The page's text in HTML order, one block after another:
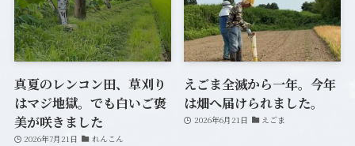
真夏のレンコン田、草刈り
はマジ地獄。でも白いご褒
美が咲きました
2026年7月21日 れんこん
えごま全滅から一年。今年
は畑へ届けられました。
2026年6月21日 えごま